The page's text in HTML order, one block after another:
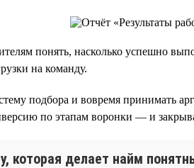
понять, насколько успешно
на команду.
подбора и вовремя принимать
по этапам воронки — и
которая делает найм